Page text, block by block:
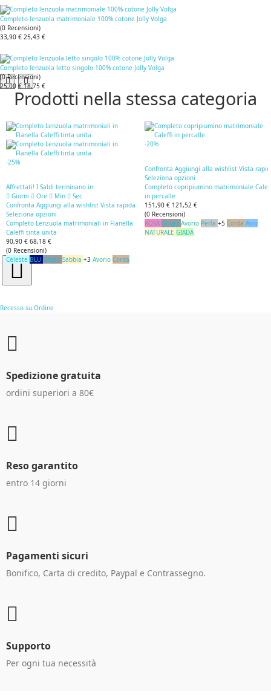
Completo lenzuola matrimoniale 100% cotone Jolly Volga
(0 Recensioni)
33,90 € 25,43 €
Completo lenzuola letto singolo 100% cotone Jolly Volga
(0Recensioni)
25,00 € 18,75 €
Prodotti nella stessa categoria
-25%
Affrettati! I Saldi terminano in
Giorni
Ore Min
Sec
Confronta Aggiungi alla wishlist Vista rapida
Seleziona opzioni
Completo Lenzuola matrimoniali in Flanella
Caleffi tinta unita
90,90 € 68,18 €
(0 Recensioni)
Celeste BLU Grigio Sabbia +3 Avorio Corda
-20%
Confronta Aggiungi alla wishlist Vista
Seleziona opzioni
Completo copripiumino matrimoniale
in percalle
151,90 € 121,52 €
(0 Recensioni)
ROSA Grigio Avorio Perla +5 Corda Avio
NATURALE GIADA
Recesso su Ordine
Spedizione gratuita
ordini superiori a 80€
Reso garantito
entro 14 giorni
Pagamenti sicuri
Bonifico, Carta di credito, Paypal e Contrassegno.
Supporto
Per ogni tua necessità